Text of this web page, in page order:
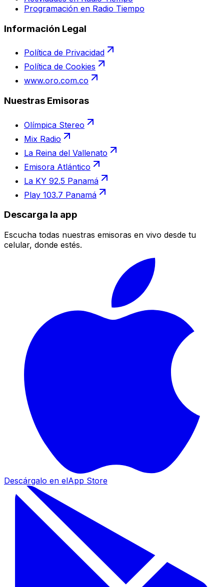
Programación en Radio Tiempo
Información Legal
Política de Privacidad
Política de Cookies
www.oro.com.co
Nuestras Emisoras
Olímpica Stereo
Mix Radio
La Reina del Vallenato
Emisora Atlántico
La KY 92.5 Panamá
Play 103.7 Panamá
Descarga la app
Escucha todas nuestras emisoras en vivo desde tu
celular, donde estés.
Descárgalo en elApp Store